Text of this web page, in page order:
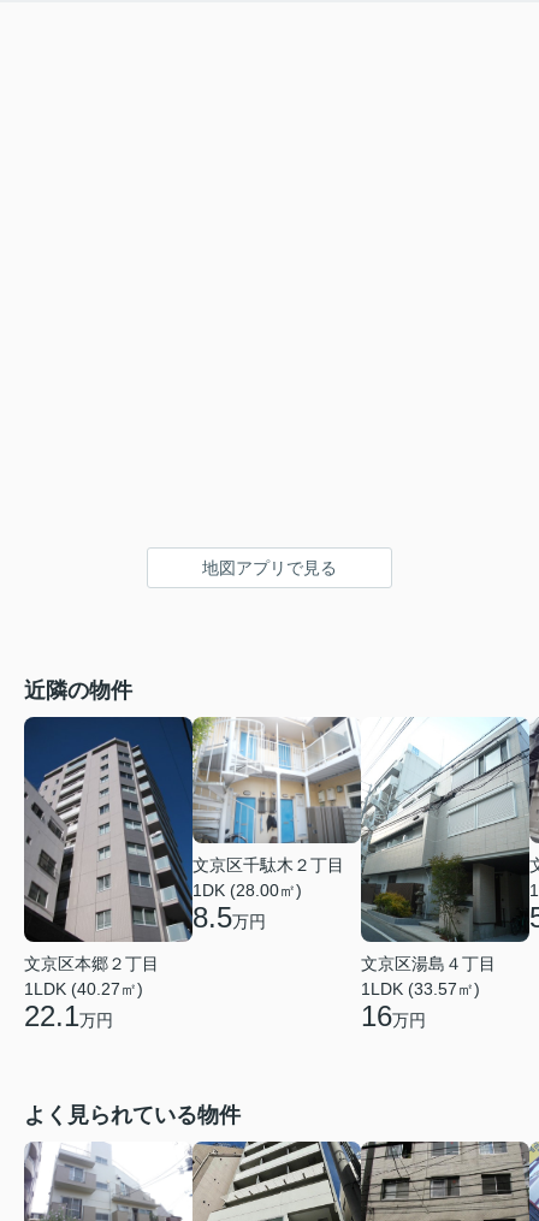
地図アプリで見る
近隣の物件
文京区本郷２丁目
1LDK (40.27㎡)
22.1万円
文京区千駄木２丁目
1DK (28.00㎡)
8.5万円
文京区湯島４丁目
1LDK (33.57㎡)
16万円
よく見られている物件